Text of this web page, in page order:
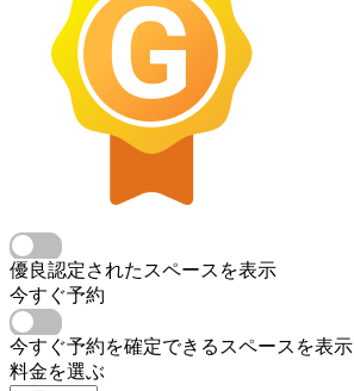
優良認定されたスペースを表示
今すぐ予約
今すぐ予約を確定できるスペースを表示
料金を選ぶ